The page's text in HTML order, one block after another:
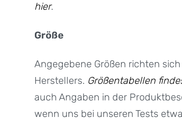
hier.
Größe
Angegebene Größen richten
Herstellers. Größentabellen
auch Angaben in der
wenn uns bei unseren Tests